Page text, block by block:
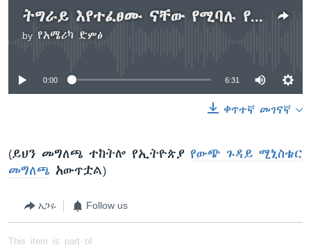
ትግራይ እየተፈፀሙ ናቸው የሚባሉ የጭካኔ አድራጎቶች እንዳሳሰበው የአሜሪካ መንግሥት ገለፀ
by የአሜሪካ ድምፅ
No media source currently available
0:00 6:31
ቀጥተኛ መገናኛ
(ይህን መግለጫ ተከትሎ የኢትዮጵያ የውጭ ጉዳይ ሚኒስቴር
መግለጫ አውጥቷል)
አጋሩ Follow us
This item is part of